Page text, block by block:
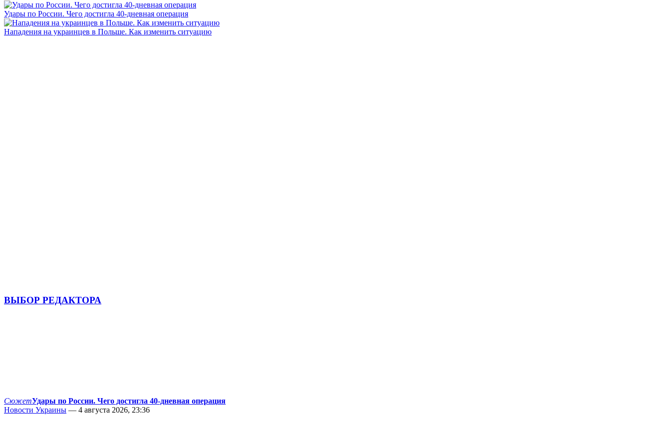
Удары по России. Чего достигла 40-дневная операция
Нападения на украинцев в Польше. Как изменить ситуацию
ВЫБОР РЕДАКТОРА
СюжетУдары по России. Чего достигла 40-дневная операция
Новости Украины — 4 августа 2026, 23:36